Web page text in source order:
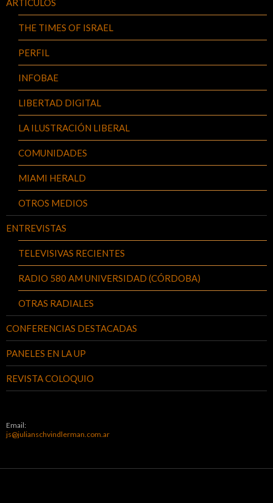
THE TIMES OF ISRAEL
PERFIL
INFOBAE
LIBERTAD DIGITAL
LA ILUSTRACIÓN LIBERAL
COMUNIDADES
MIAMI HERALD
OTROS MEDIOS
ENTREVISTAS
TELEVISIVAS RECIENTES
RADIO 580 AM UNIVERSIDAD (CÓRDOBA)
OTRAS RADIALES
CONFERENCIAS DESTACADAS
PANELES EN LA UP
REVISTA COLOQUIO
Email:
js@julianschvindlerman.com.ar